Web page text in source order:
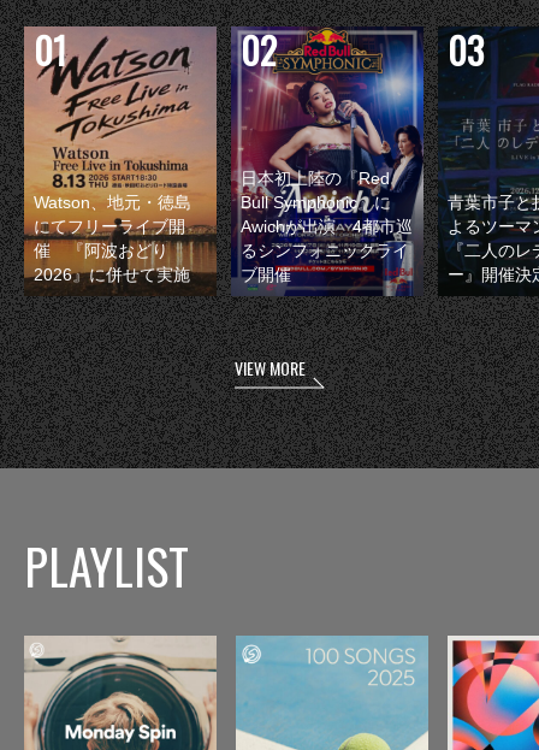
Watson、地元・徳島
にてフリーライブ開
催 『阿波おどり
2026』に併せて実施
日本初上陸の『Red
Bull Symphonic』に
Awichが出演 4都市巡
るシンフォニックライ
ブ開催
青葉市子と
よるツーマ
『二人のレ
ー』開催決
VIEW MORE
PLAYLIST